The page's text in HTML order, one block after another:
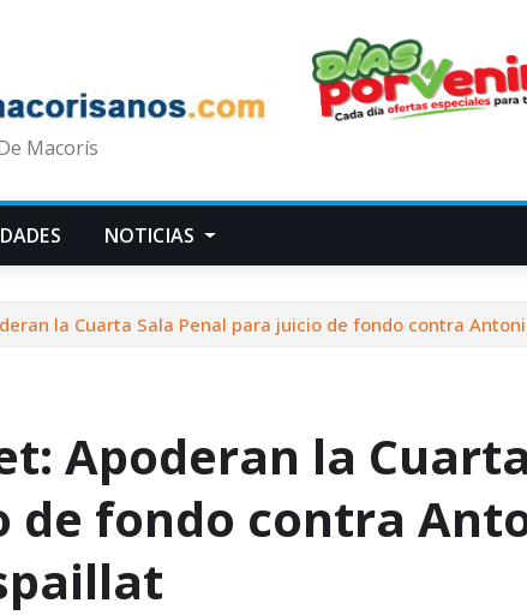
Macorís
NOTICIAS
la Cuarta Sala Penal para juicio de fondo contra
Apoderan la
de fondo contra